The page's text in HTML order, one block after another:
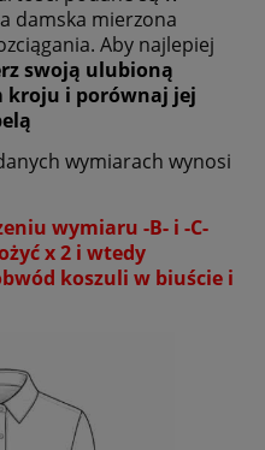
damska mierzona
Aby najlepiej
swoją ulubioną
kroju i porównaj jej
wymiarach wynosi
wymiaru -B- i -C-
x 2 i wtedy
koszuli w biuście i